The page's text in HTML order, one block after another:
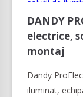
DANDY
electrice,
montaj
Dandy
iluminat,